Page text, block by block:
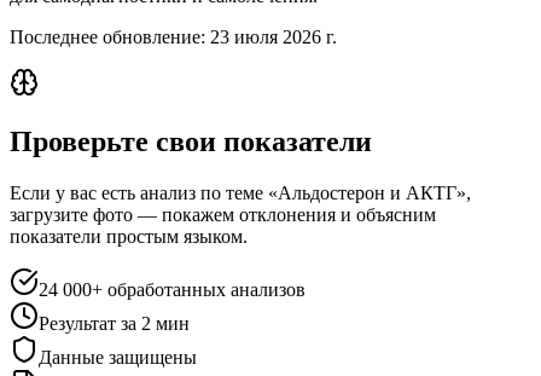
Последнее обновление: 23 июля 2026 г.
Проверьте свои показатели
Если у вас есть анализ по теме «Альдостерон и АКТГ»,
загрузите фото — покажем отклонения и объясним
показатели простым языком.
24 000+ обработанных анализов
Результат за 2 мин
Данные защищены